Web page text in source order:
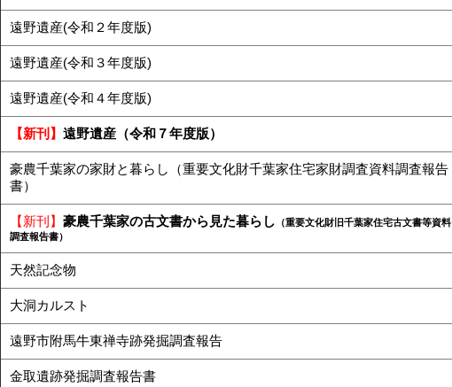
遠野遺産(令和２年度版)
遠野遺産(令和３年度版)
遠野遺産(令和４年度版)
【新刊】 遠野遺産（令和７年度版）
豪農千葉家の家財と暮らし（重要文化財千葉家住宅家財調査資料調査報告
書）
【新刊】 豪農千葉家の古文書から見た暮らし （重要文化財旧千葉家住宅古文書等資料
調査報告書）
天然記念物
大洞カルスト
遠野市附馬牛東禅寺跡発掘調査報告
金取遺跡発掘調査報告書